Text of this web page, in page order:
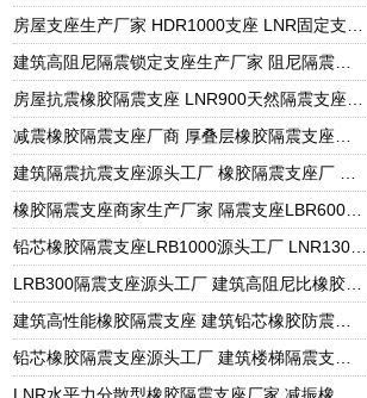
房屋支座生产厂家 HDR1000支座 LNR固定支座生产厂家
建筑高阻尼隔震锁定支座生产厂家 阻尼隔震支座厂家 分散力型隔震支座厂家
房屋抗震橡胶隔震支座 LNR900天然隔震支座 建筑圆形隔震支座源头工厂
减震橡胶隔震支座厂商 厚叠层橡胶隔震支座源头工厂 阻尼隔震支座多少钱
建筑隔震抗震支座源头工厂 橡胶隔震支座厂 国内橡胶隔震支座生产厂家
橡胶隔震支座商家生产厂家 隔震支座LBR600生产厂家 天然橡胶隔震支座LNR1000-Ⅱ厂家
铅芯橡胶隔震支座LRB1000源头工厂 LNR1300天然橡胶支座什么价格 国内隔震支座生产厂家
LRB300隔震支座源头工厂 建筑高阻尼比橡胶隔震支座厂家 铅芯抗震支座装置源头工厂
建筑高性能橡胶隔震支座 建筑铅芯橡胶防震支座工厂 LRB500一Ⅱ型橡胶隔震支座
铅芯橡胶隔震支座源头工厂 建筑楼梯隔震支座生产厂家 高楼隔震支座